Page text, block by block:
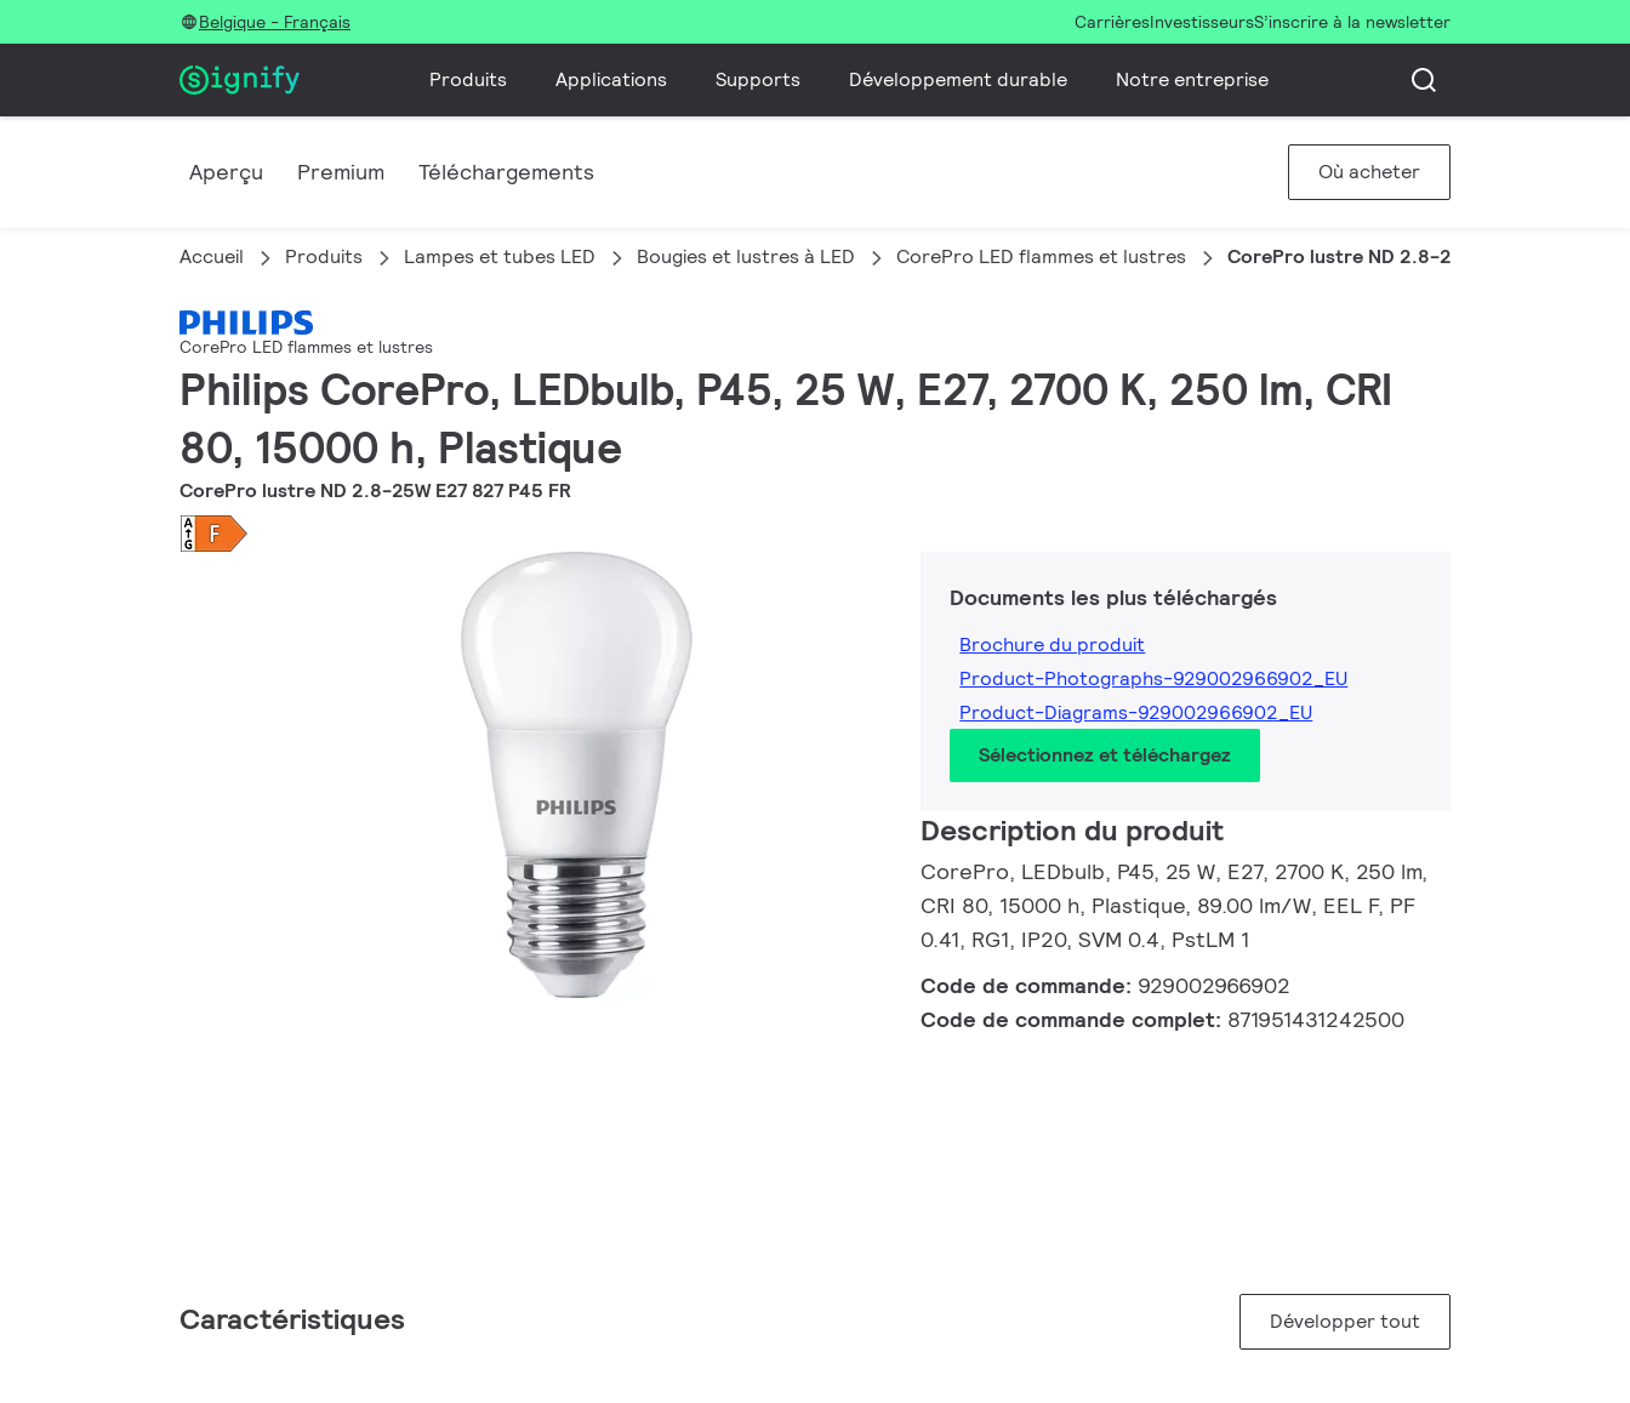
Belgique - Français CarrièresInvestisseursS’inscrire à la newsletter
Produits Applications Supports Développement durable Notre entreprise
Aperçu Premium Téléchargements Où acheter
Accueil Produits Lampes et tubes LED Bougies et lustres à LED CorePro LED flammes et lustres CorePro lustre ND 2.8-25W E27 827 P45 FR
CorePro LED flammes et lustres
Philips CorePro, LEDbulb, P45, 25 W, E27, 2700 K, 250 lm, CRI
80, 15000 h, Plastique
CorePro lustre ND 2.8-25W E27 827 P45 FR
Documents les plus téléchargés
Brochure du produit
Product-Photographs-929002966902_EU
Product-Diagrams-929002966902_EU
Sélectionnez et téléchargez
Description du produit
CorePro, LEDbulb, P45, 25 W, E27, 2700 K, 250 lm,
CRI 80, 15000 h, Plastique, 89.00 lm/W, EEL F, PF
0.41, RG1, IP20, SVM 0.4, PstLM 1
Code de commande: 929002966902
Code de commande complet: 871951431242500
Caractéristiques Développer tout